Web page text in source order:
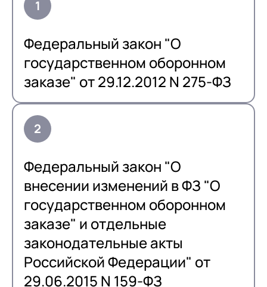
Федеральный закон "О
государственном оборонном
заказе" от 29.12.2012 N 275-ФЗ
Федеральный закон "О
внесении изменений в ФЗ "О
государственном оборонном
заказе" и отдельные
законодательные акты
Российской Федерации" от
29.06.2015 N 159-ФЗ